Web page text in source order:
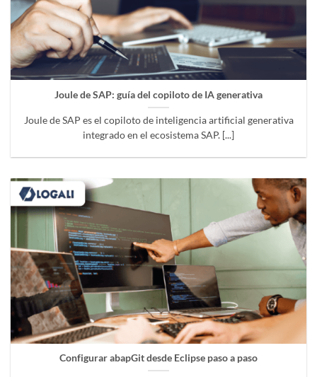
Joule de SAP: guía del copiloto de IA generativa
Joule de SAP es el copiloto de inteligencia artificial generativa
integrado en el ecosistema SAP. [...]
Configurar abapGit desde Eclipse paso a paso